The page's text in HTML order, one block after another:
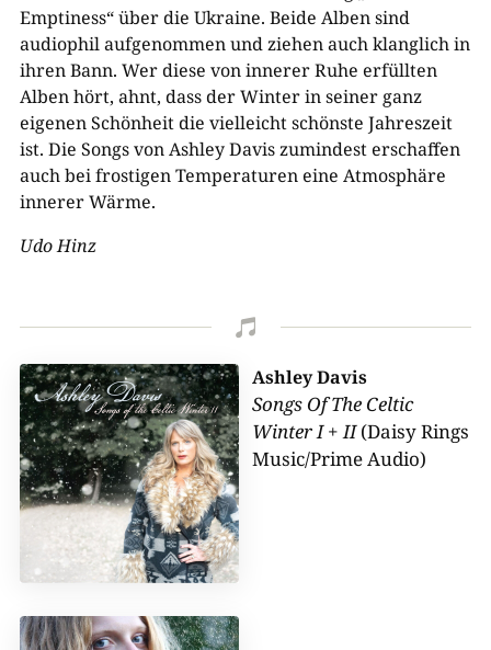
Emptiness“ über die Ukraine. Beide Alben sind
audiophil aufgenommen und ziehen auch klanglich in
ihren Bann. Wer diese von innerer Ruhe erfüllten
Alben hört, ahnt, dass der Winter in seiner ganz
eigenen Schönheit die vielleicht schönste Jahreszeit
ist. Die Songs von Ashley Davis zumindest erschaffen
auch bei frostigen Temperaturen eine Atmosphäre
innerer Wärme.
Udo Hinz

Ashley Davis
Songs Of The Celtic
Winter I + II(Daisy Rings
Music/Prime Audio)